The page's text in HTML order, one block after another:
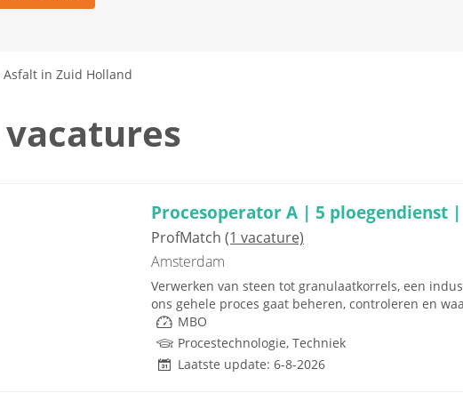
in Zuid Holland
Procesoperator A | 5 ploegendienst
ProfMatch (1 vacature)
Amsterdam
Verwerken van steen tot granulaatkorrels, een
ons gehele proces gaat beheren, controleren en
MBO
Procestechnologie, Techniek
Laatste update: 6-8-2026